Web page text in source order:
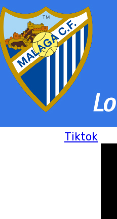
Tiktok